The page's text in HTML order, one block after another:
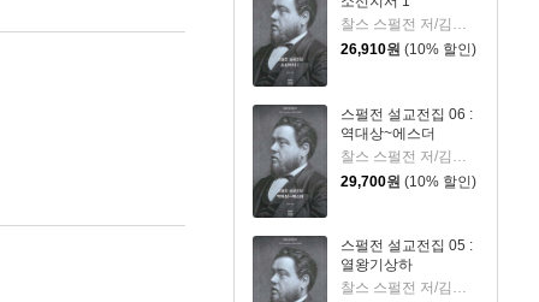
찰스 스펄전 저/김원주 역
26,910원 (10% 할인)
스펄전 설교전집 06 :
역대상~에스더
찰스 스펄전 저/김원주 역
29,700원 (10% 할인)
스펄전 설교전집 05 :
열왕기상하
찰스 스펄전 저/김원주 역